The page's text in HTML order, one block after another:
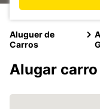
Aluguer de
Carros
Alugar carro